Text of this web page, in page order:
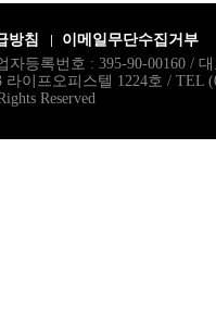
방침
이메일무단수집거부
등록번호 : 395-90-00160 /
이프오피스텔 1224호 / TEL
Reserved